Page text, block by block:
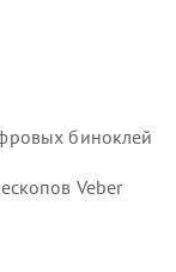
биноклей
Veber